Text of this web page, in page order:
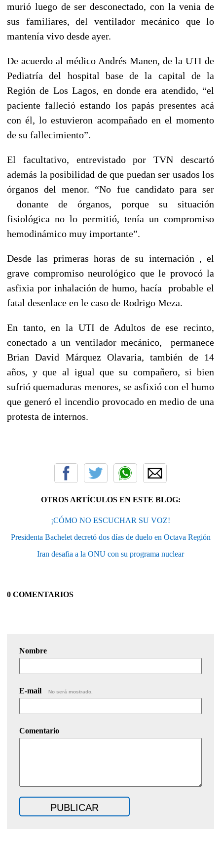
murió luego de ser desconectado, con la venia de
sus familiares, del ventilador mecánico que lo
mantenía vivo desde ayer.
De acuerdo al médico Andrés Manen, de la UTI de
Pediatría del hospital base de la capital de la
Región de Los Lagos, en donde era atendido, “el
paciente falleció estando los papás presentes acá
con él, lo estuvieron acompañado en el momento
de su fallecimiento”.
El facultativo, entrevistado por TVN descartó
además la posibilidad de que puedan ser usados los
órganos del menor. “No fue candidato para ser
donante de órganos, porque su situación
fisiológica no lo permitió, tenía un compromiso
hemodinámico muy importante”.
Desde las primeras horas de su internación , el
grave compromiso neurológico que le provocó la
asfixia por inhalación de humo, hacía probable el
fatal desenlace en le caso de Rodrigo Meza.
En tanto, en la UTI de Adultos de ese recinto,
conectado a un ventilador mecánico, permanece
Brian David Márquez Olavaria, también de 14
años, y que al igual que su compañero, si bien
sufrió quemaduras menores, se asfixió con el humo
que generó el incendio provocado en medio de una
protesta de internos.
OTROS ARTÍCULOS EN ESTE BLOG:
¡CÓMO NO ESCUCHAR SU VOZ!
Presidenta Bachelet decretó dos días de duelo en Octava Región
Iran desafia a la ONU con su programa nuclear
0 COMENTARIOS
Nombre
E-mail No será mostrado.
Comentario